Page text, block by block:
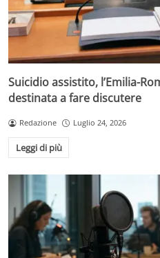
Suicidio assistito, l’Emilia-
destinata a fare discutere
Redazione Luglio 24, 2026
Leggi di più